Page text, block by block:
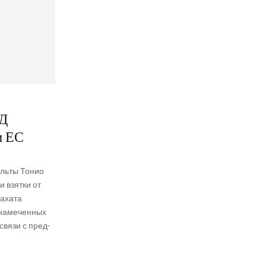
ЕС
Тонио
взят­ки от
с пред­